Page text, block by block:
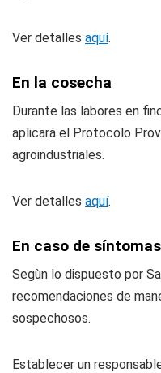
Ver detalles aquí.
En la cosecha
Durante las labores en
aplicará el Protocolo
agroindustriales.
Ver detalles aquí.
En caso de síntomas
Segùn lo dispuesto por
recomendaciones de
sospechosos.
Establecer un